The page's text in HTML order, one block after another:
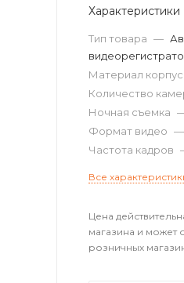
Характеристики
Тип товара —
Материал
Количество
Ночная съемка
Формат видео —
Частота кадров
Все
Цена
магазина и может
розничных